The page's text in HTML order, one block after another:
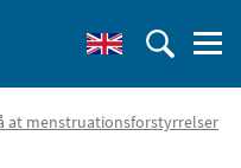
at menstruationsforstyrrelser